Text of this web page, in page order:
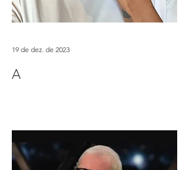
A
19 de dez. de 2023